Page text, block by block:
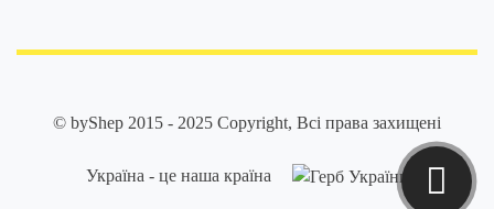
© byShep 2015 - 2025 Copyright, Всі права захищені
Україна - це наша країна